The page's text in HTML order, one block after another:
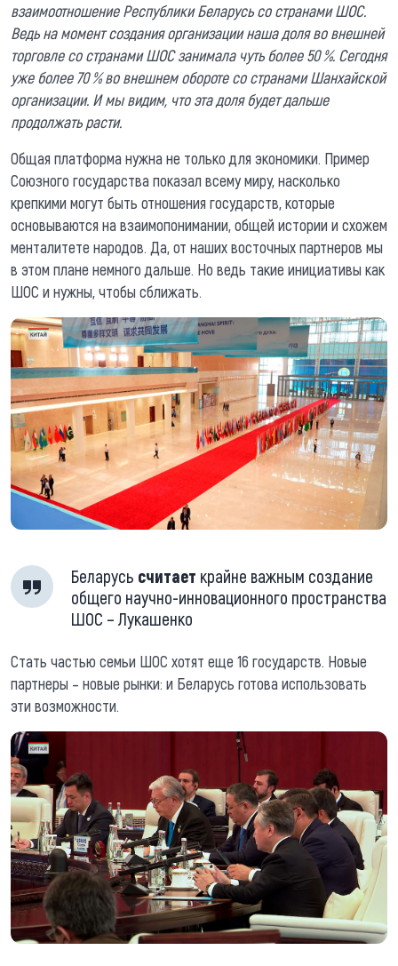
взаимоотношение Республики Беларусь со странами ШОС.
Ведь на момент создания организации наша доля во внешней
торговле со странами ШОС занимала чуть более 50 %. Сегодня
уже более 70 % во внешнем обороте со странами Шанхайской
организации. И мы видим, что эта доля будет дальше
продолжать расти.
Общая платформа нужна не только для экономики. Пример
Союзного государства показал всему миру, насколько
крепкими могут быть отношения государств, которые
основываются на взаимопонимании, общей истории и схожем
менталитете народов. Да, от наших восточных партнеров мы
в этом плане немного дальше. Но ведь такие инициативы как
ШОС и нужны, чтобы сближать.
Беларусь считает крайне важным создание
общего научно-инновационного пространства
ШОС – Лукашенко
Стать частью семьи ШОС хотят еще 16 государств. Новые
партнеры – новые рынки: и Беларусь готова использовать
эти возможности.